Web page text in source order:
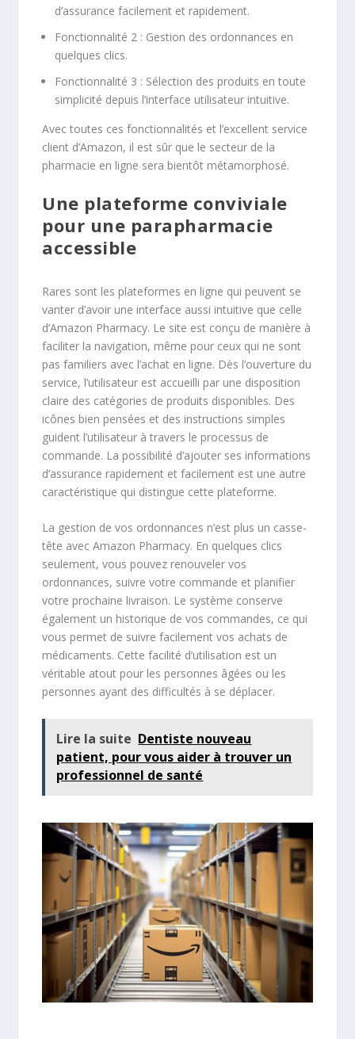
d’assurance facilement et rapidement.
Fonctionnalité 2 : Gestion des ordonnances en
quelques clics.
Fonctionnalité 3 : Sélection des produits en toute
simplicité depuis l’interface utilisateur intuitive.
Avec toutes ces fonctionnalités et l’excellent service
client d’Amazon, il est sûr que le secteur de la
pharmacie en ligne sera bientôt métamorphosé.
Une plateforme conviviale
pour une parapharmacie
accessible
Rares sont les plateformes en ligne qui peuvent se
vanter d’avoir une interface aussi intuitive que celle
d’Amazon Pharmacy. Le site est conçu de manière à
faciliter la navigation, même pour ceux qui ne sont
pas familiers avec l’achat en ligne. Dès l’ouverture du
service, l’utilisateur est accueilli par une disposition
claire des catégories de produits disponibles. Des
icônes bien pensées et des instructions simples
guident l’utilisateur à travers le processus de
commande. La possibilité d’ajouter ses informations
d’assurance rapidement et facilement est une autre
caractéristique qui distingue cette plateforme.
La gestion de vos ordonnances n’est plus un casse-
tête avec Amazon Pharmacy. En quelques clics
seulement, vous pouvez renouveler vos
ordonnances, suivre votre commande et planifier
votre prochaine livraison. Le système conserve
également un historique de vos commandes, ce qui
vous permet de suivre facilement vos achats de
médicaments. Cette facilité d’utilisation est un
véritable atout pour les personnes âgées ou les
personnes ayant des difficultés à se déplacer.
Lire la suite Dentiste nouveau
patient, pour vous aider à trouver un
professionnel de santé